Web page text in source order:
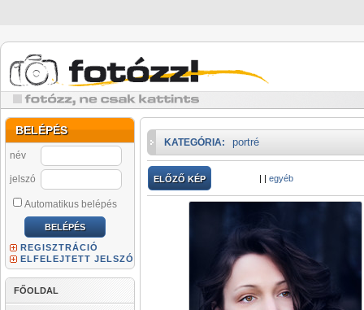
BELÉPÉS
név
jelszó
Automatikus belépés
REGISZTRÁCIÓ
ELFELEJTETT JELSZÓ
FŐOLDAL
KATEGÓRIA: portré
ELŐZŐ KÉP | | egyéb